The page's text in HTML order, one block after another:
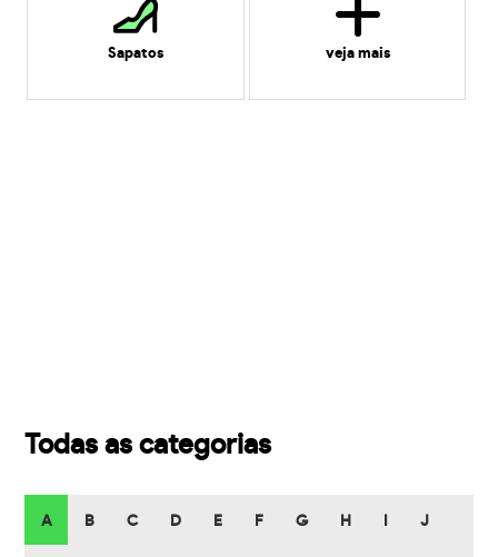
Sapatos veja mais
Todas as categorias
A B C D E F G H J